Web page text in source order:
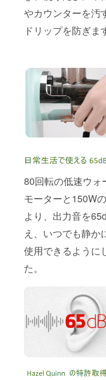
やカウンターを汚
ドリップを防ぎま
80回転の低速ウォ
モーターと150W
より、出力音を
え、いつでも静か
使用できるように
た。